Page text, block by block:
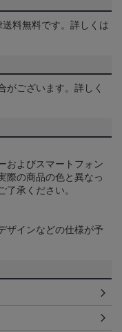
料無料です。詳しくは
がございます。詳しく
およびスマートフォン
際の商品の色と異なっ
承ください。
ザインなどの仕様が予